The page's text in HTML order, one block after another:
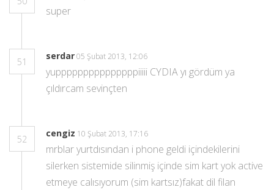
super
51
serdar05 Şubat 2013, 12:06
yupppppppppppppppiiiii CYDIA yı gördüm ya
çıldırcam sevinçten
52
cengiz 10 Şubat 2013, 17:16
mrblar yurtdısından i phone geldi içindekilerini
silerken sistemide silinmiş içinde sim kart yok active
etmeye calısıyorum (sim kartsız)fakat dil filan